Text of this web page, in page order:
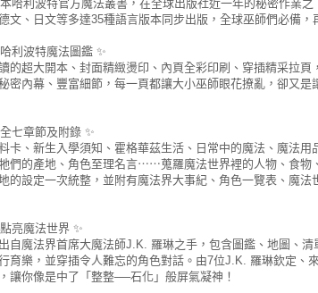
哈利波特官方魔法叢書，在全球出版社近一年的秘密作業之
文、日文等多達35種語言版本同步出版，全球巫師們必備，
利波特魔法圖鑑 ✨
的超大開本、封面精緻燙印、內頁全彩印刷、穿插精采拉頁
密內幕、豐富細節，每一頁都讓大小巫師眼花撩亂，卻又是
七章節及附錄 ✨
卡、新生入學須知、霍格華茲生活、日常中的魔法、魔法用
們的產地、角色至理名言⋯⋯蒐羅魔法世界裡的人物、食物
的設定一次統整，並附有魔法界大事紀、角色一覽表、魔法
亮魔法世界 ✨
自魔法界首席大魔法師J.K. 羅琳之手，包含圖鑑、地圖、
育樂，並穿插令人難忘的角色對話。由7位J.K. 羅琳欽定、
讓你像是中了「整整──石化」般屏氣凝神！